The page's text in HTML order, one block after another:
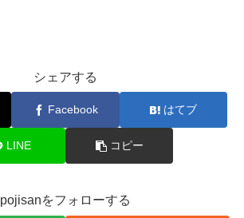
シェアする
Facebook はてブ
LINE コピー
pojisanをフォローする